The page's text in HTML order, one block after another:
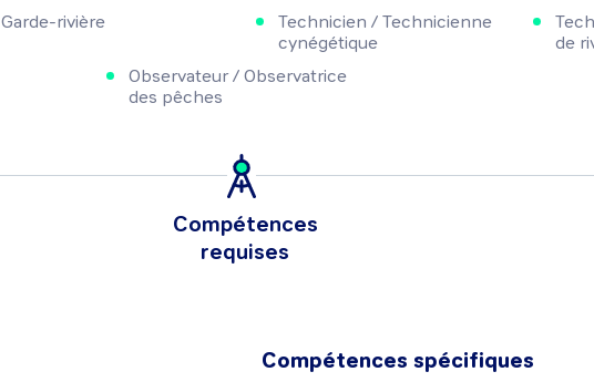
Garde-rivière
Technicien / Technicienne
cynégétique
de
Observateur / Observatrice
des pêches
Compétences
requises
Compétences spécifiques